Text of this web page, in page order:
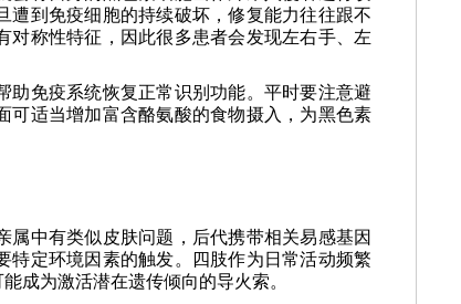
遭到免疫细胞的持续破坏，修复能力往往跟不
对称性特征，因此很多患者会发现左右手、左
免疫系统恢复正常识别功能。平时要注意避
可适当增加富含酪氨酸的食物摄入，为黑色素
中有类似皮肤问题，后代携带相关易感基因
特定环境因素的触发。四肢作为日常活动频繁
成为激活潜在遗传倾向的导火索。